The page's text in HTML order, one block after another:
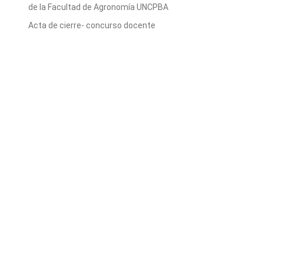
de la Facultad de Agronomía UNCPBA
Acta de cierre- concurso docente